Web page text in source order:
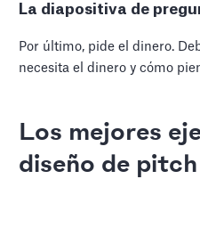
La diapositiva de
Por último, pide el dinero.
necesita el dinero y cómo
Los mejores
diseño de